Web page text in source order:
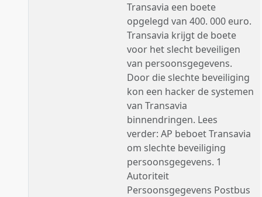
Transavia een boete
opgelegd van 400. 000 euro.
Transavia krijgt de boete
voor het slecht beveiligen
van persoonsgegevens.
Door die slechte beveiliging
kon een hacker de systemen
van Transavia
binnendringen. Lees
verder: AP beboet Transavia
om slechte beveiliging
persoonsgegevens. 1
Autoriteit
Persoonsgegevens Postbus